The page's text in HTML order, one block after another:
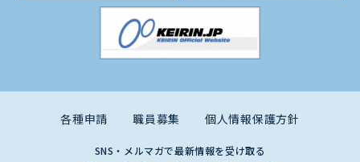
各種申請 職員募集 個人情報保護方針
SNS・メルマガで最新情報を受け取る